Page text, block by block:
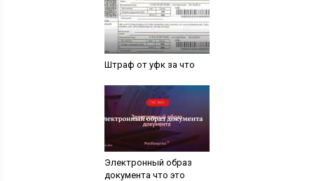
Штраф от уфк за что
Электронный образ
документа что это